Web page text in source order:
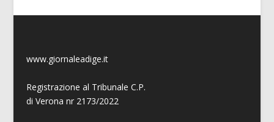
www.giornaleadige.it
Registrazione al Tribunale C.P.
di Verona nr 2173/2022